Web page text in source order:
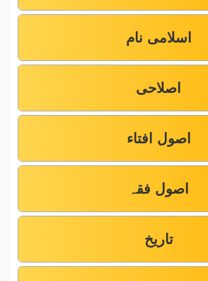
اسلامی نام
اصلاحی
اصول افتاء
اصول فقہ
تاریخ